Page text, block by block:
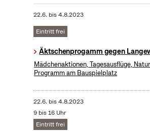
22.6. bis4.8.2023
Eintritt frei
Äktschenprogamm gegen
Mädchenaktionen, Tagesausflüge,
Programm am Bauspielplatz
22.6. bis4.8.2023
9 bis 16 Uhr
Eintritt frei